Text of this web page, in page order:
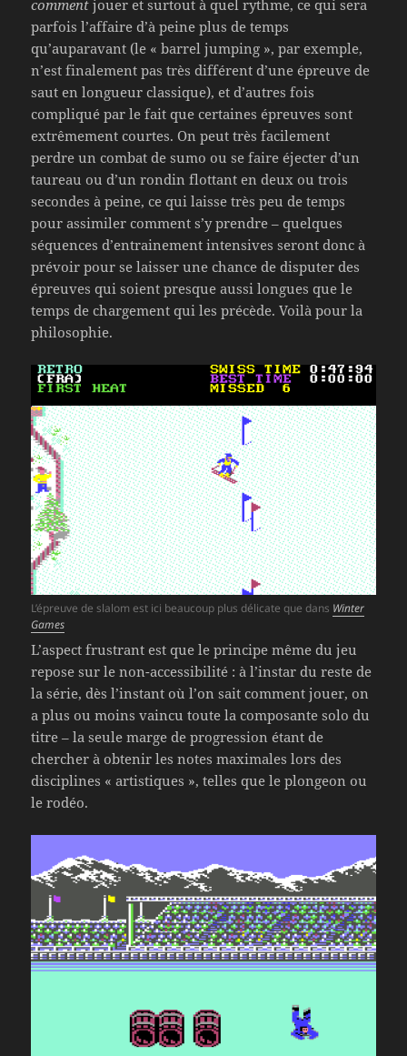
comment jouer et surtout à quel rythme, ce qui sera
parfois l’affaire d’à peine plus de temps
qu’auparavant (le « barrel jumping », par exemple,
n’est finalement pas très différent d’une épreuve de
saut en longueur classique), et d’autres fois
compliqué par le fait que certaines épreuves sont
extrêmement courtes. On peut très facilement
perdre un combat de sumo ou se faire éjecter d’un
taureau ou d’un rondin flottant en deux ou trois
secondes à peine, ce qui laisse très peu de temps
pour assimiler comment s’y prendre – quelques
séquences d’entrainement intensives seront donc à
prévoir pour se laisser une chance de disputer des
épreuves qui soient presque aussi longues que le
temps de chargement qui les précède. Voilà pour la
philosophie.
L’épreuve de slalom est ici beaucoup plus délicate que dans Winter
Games
L’aspect frustrant est que le principe même du jeu
repose sur le non-accessibilité : à l’instar du reste de
la série, dès l’instant où l’on sait comment jouer, on
a plus ou moins vaincu toute la composante solo du
titre – la seule marge de progression étant de
chercher à obtenir les notes maximales lors des
disciplines « artistiques », telles que le plongeon ou
le rodéo.